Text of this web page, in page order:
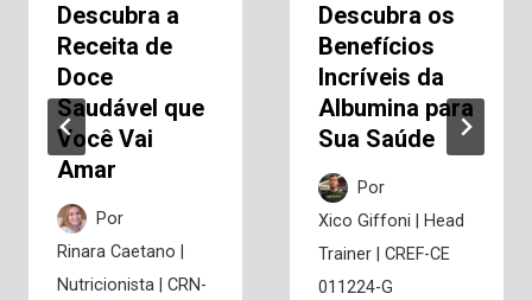
Descubra a
Receita de
Doce
Saudável que
Você Vai
Amar
Por
Rinara Caetano |
Nutricionista | CRN-
Descubra os
Benefícios
Incríveis da
Albumina para
Sua Saúde
Por
Xico Giffoni | Head
Trainer | CREF-CE
011224-G